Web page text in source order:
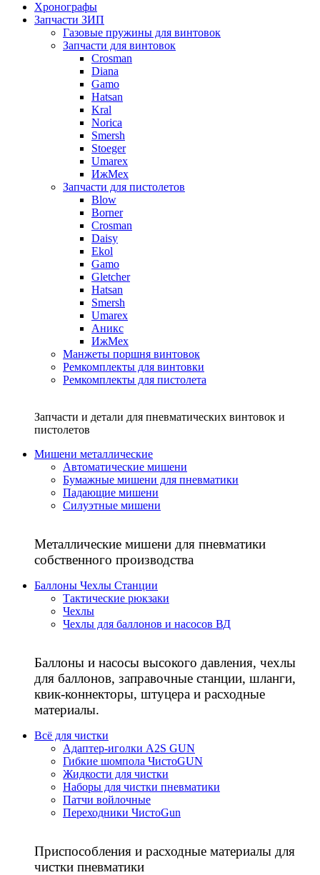
Хронографы
Запчасти ЗИП
Газовые пружины для винтовок
Запчасти для винтовок
Crosman
Diana
Gamo
Hatsan
Kral
Norica
Smersh
Stoeger
Umarex
ИжМех
Запчасти для пистолетов
Blow
Borner
Crosman
Daisy
Ekol
Gamo
Gletcher
Hatsan
Smersh
Umarex
Аникс
ИжМех
Манжеты поршня винтовок
Ремкомплекты для винтовки
Ремкомплекты для пистолета
Запчасти и детали для пневматических винтовок и
пистолетов
Мишени металлические
Автоматические мишени
Бумажные мишени для пневматики
Падающие мишени
Силуэтные мишени
Металлические мишени для пневматики
собственного производства
Баллоны Чехлы Станции
Тактические рюкзаки
Чехлы
Чехлы для баллонов и насосов ВД
Баллоны и насосы высокого давления, чехлы
для баллонов, заправочные станции, шланги,
квик-коннекторы, штуцера и расходные
материалы.
Всё для чистки
Адаптер-иголки A2S GUN
Гибкие шомпола ЧистоGUN
Жидкости для чистки
Наборы для чистки пневматики
Патчи войлочные
Переходники ЧистоGun
Приспособления и расходные материалы для
чистки пневматики